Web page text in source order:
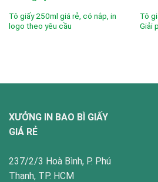
Tô giấy 250ml giá rẻ, có nắp, in
logo theo yêu cầu
Tô
Giải
XƯỞNG IN BAO BÌ GIẤY
GIÁ RẺ
237/2/3 Hoà Bình, P. Phú
Thạnh, TP. HCM